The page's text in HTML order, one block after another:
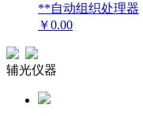
**自动组织处理器
￥0.00
辅光仪器